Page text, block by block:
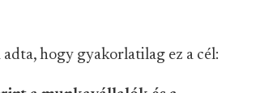
hogy gyakorlatilag ez a cél: